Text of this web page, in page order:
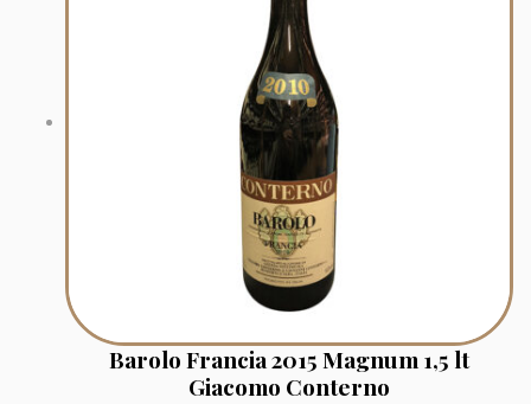
Barolo Francia 2015 Magnum 1,5 lt
Giacomo Conterno